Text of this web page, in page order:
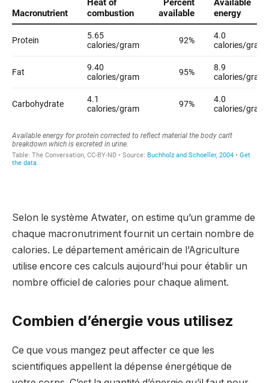
Selon le système Atwater, on estime qu’un gramme de
chaque macronutriment fournit un certain nombre de
calories. Le département américain de l’Agriculture
utilise encore ces calculs aujourd’hui pour établir un
nombre officiel de calories pour chaque aliment.
Combien d’énergie vous utilisez
Ce que vous mangez peut affecter ce que les
scientifiques appellent la dépense énergétique de